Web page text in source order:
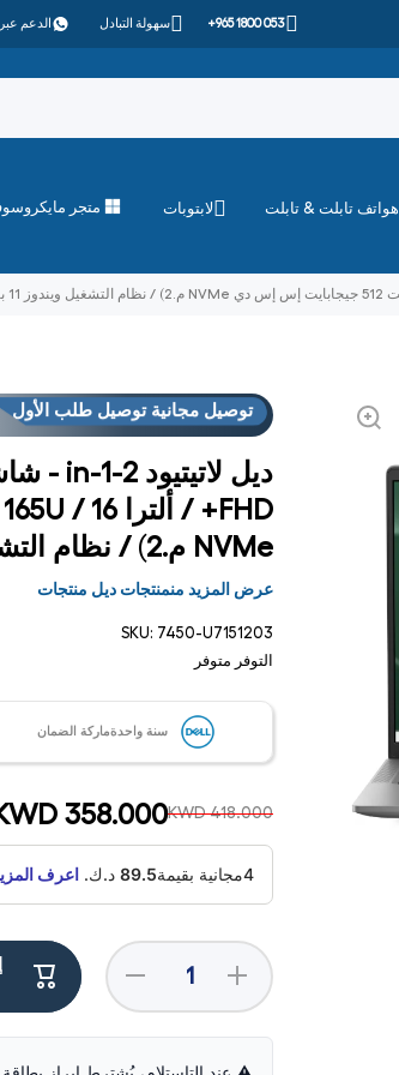
+965 1800 053 سهولة التبادل الدعم
هواتف تابلت & تابلت لابتوبات متجر
توصيل مجانية توصيل طلب الأول
العروض فوق
NVMe م.2) / نظام التشغيل ويندوز 11 برو ضمان سنة لابتوب
عرض المزيد منمنتجات ديل منتجات
SKU: 7450-U7151203
التوفر
متوفر
سنة واحدةماركة الضمان
KWD 418.000
358.000
4مجانية بقيمة 89.5 د.ك. اعرف
تقليل
الكمية لـ
ديل
14.0
زيادة
الكمية لـ
ديل
شاشة